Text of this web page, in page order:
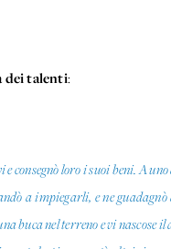
dei talenti:
loro i suoi beni. A
a impiegarli, e ne
buca nel terreno e vi nascose